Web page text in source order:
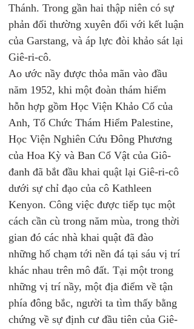
Thánh. Trong gần hai thập niên có sự
phản đối thường xuyên đối với kết luận
của Garstang, và áp lực đòi khảo sát lại
Giê-ri-cô.
Ao ước nầy được thỏa mãn vào đầu
năm 1952, khi một đoàn thám hiểm
hỗn hợp gồm Học Viện Khảo Cổ của
Anh, Tổ Chức Thám Hiểm Palestine,
Học Viện Nghiên Cứu Đông Phương
của Hoa Kỳ và Ban Cổ Vật của Giô-
đanh đã bắt đầu khai quật lại Giê-ri-cô
dưới sự chỉ đạo của cô Kathleen
Kenyon. Công việc được tiếp tục một
cách cần cù trong năm mùa, trong thời
gian đó các nhà khai quật đã đào
những hố chạm tới nền đá tại sáu vị trí
khác nhau trên mô đất. Tại một trong
những vị trí nầy, một địa điểm về tận
phía đông bắc, người ta tìm thấy bằng
chứng về sự định cư đầu tiên của Giê-